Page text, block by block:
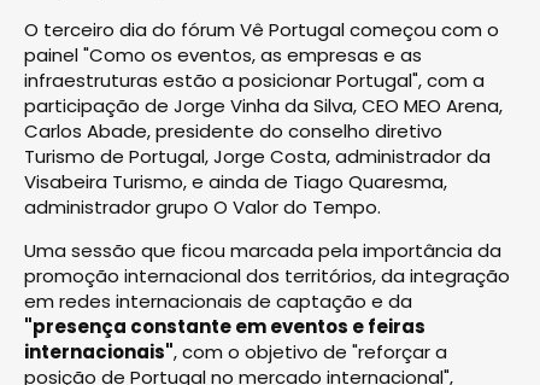
O terceiro dia do fórum Vê Portugal começou com o
painel "Como os eventos, as empresas e as
infraestruturas estão a posicionar Portugal", com a
participação de Jorge Vinha da Silva, CEO MEO Arena,
Carlos Abade, presidente do conselho diretivo
Turismo de Portugal, Jorge Costa, administrador da
Visabeira Turismo, e ainda de Tiago Quaresma,
administrador grupo O Valor do Tempo.
Uma sessão que ficou marcada pela importância da
promoção internacional dos territórios, da integração
em redes internacionais de captação e da
"presença constante em eventos e feiras
internacionais", com o objetivo de "reforçar a
posição de Portugal no mercado internacional",